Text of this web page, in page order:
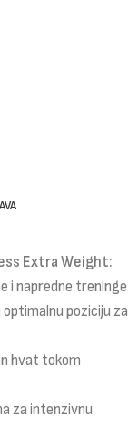
Extra Weight:
i napredne treninge
poziciju za
hvat tokom
za intenzivnu